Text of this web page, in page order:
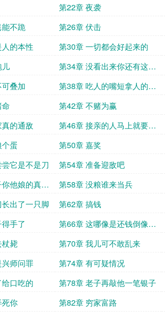
第22章 夜袭
不跪
第26章 伏击
的本性
第30章 一切都会好起来的
儿
第34章 没看出来你还有这才
能
叠加
第38章 吃人的嘴短拿人的手
短
第42章 不赌为赢
的通敌
第46章 接亲的人马上就要来
了
蛋
第50章 嘉奖
它是不是刀 第54章 准备迎敌吧
他娘的真是
第58章 没粮谁来当兵
出了一只脚
第62章 搞钱
手了
第66章 这哪像是还钱倒像是
讨债
毙
第70章 我儿可不敢乱来
师问罪
第74章 有可疑情况
口吃的
第78章 老子再敲他一笔银子
你
第82章 穷家富路